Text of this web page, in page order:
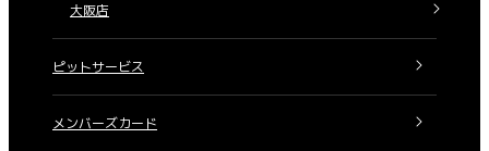
大阪店
ピットサービス
メンバーズカード